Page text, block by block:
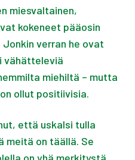
miesvaltainen,
kokeneet pääosin
verran he ovat
vähätteleviä
miehiltä – mutta
ollut positiivisia.
että uskalsi tulla
meitä on täällä. Se